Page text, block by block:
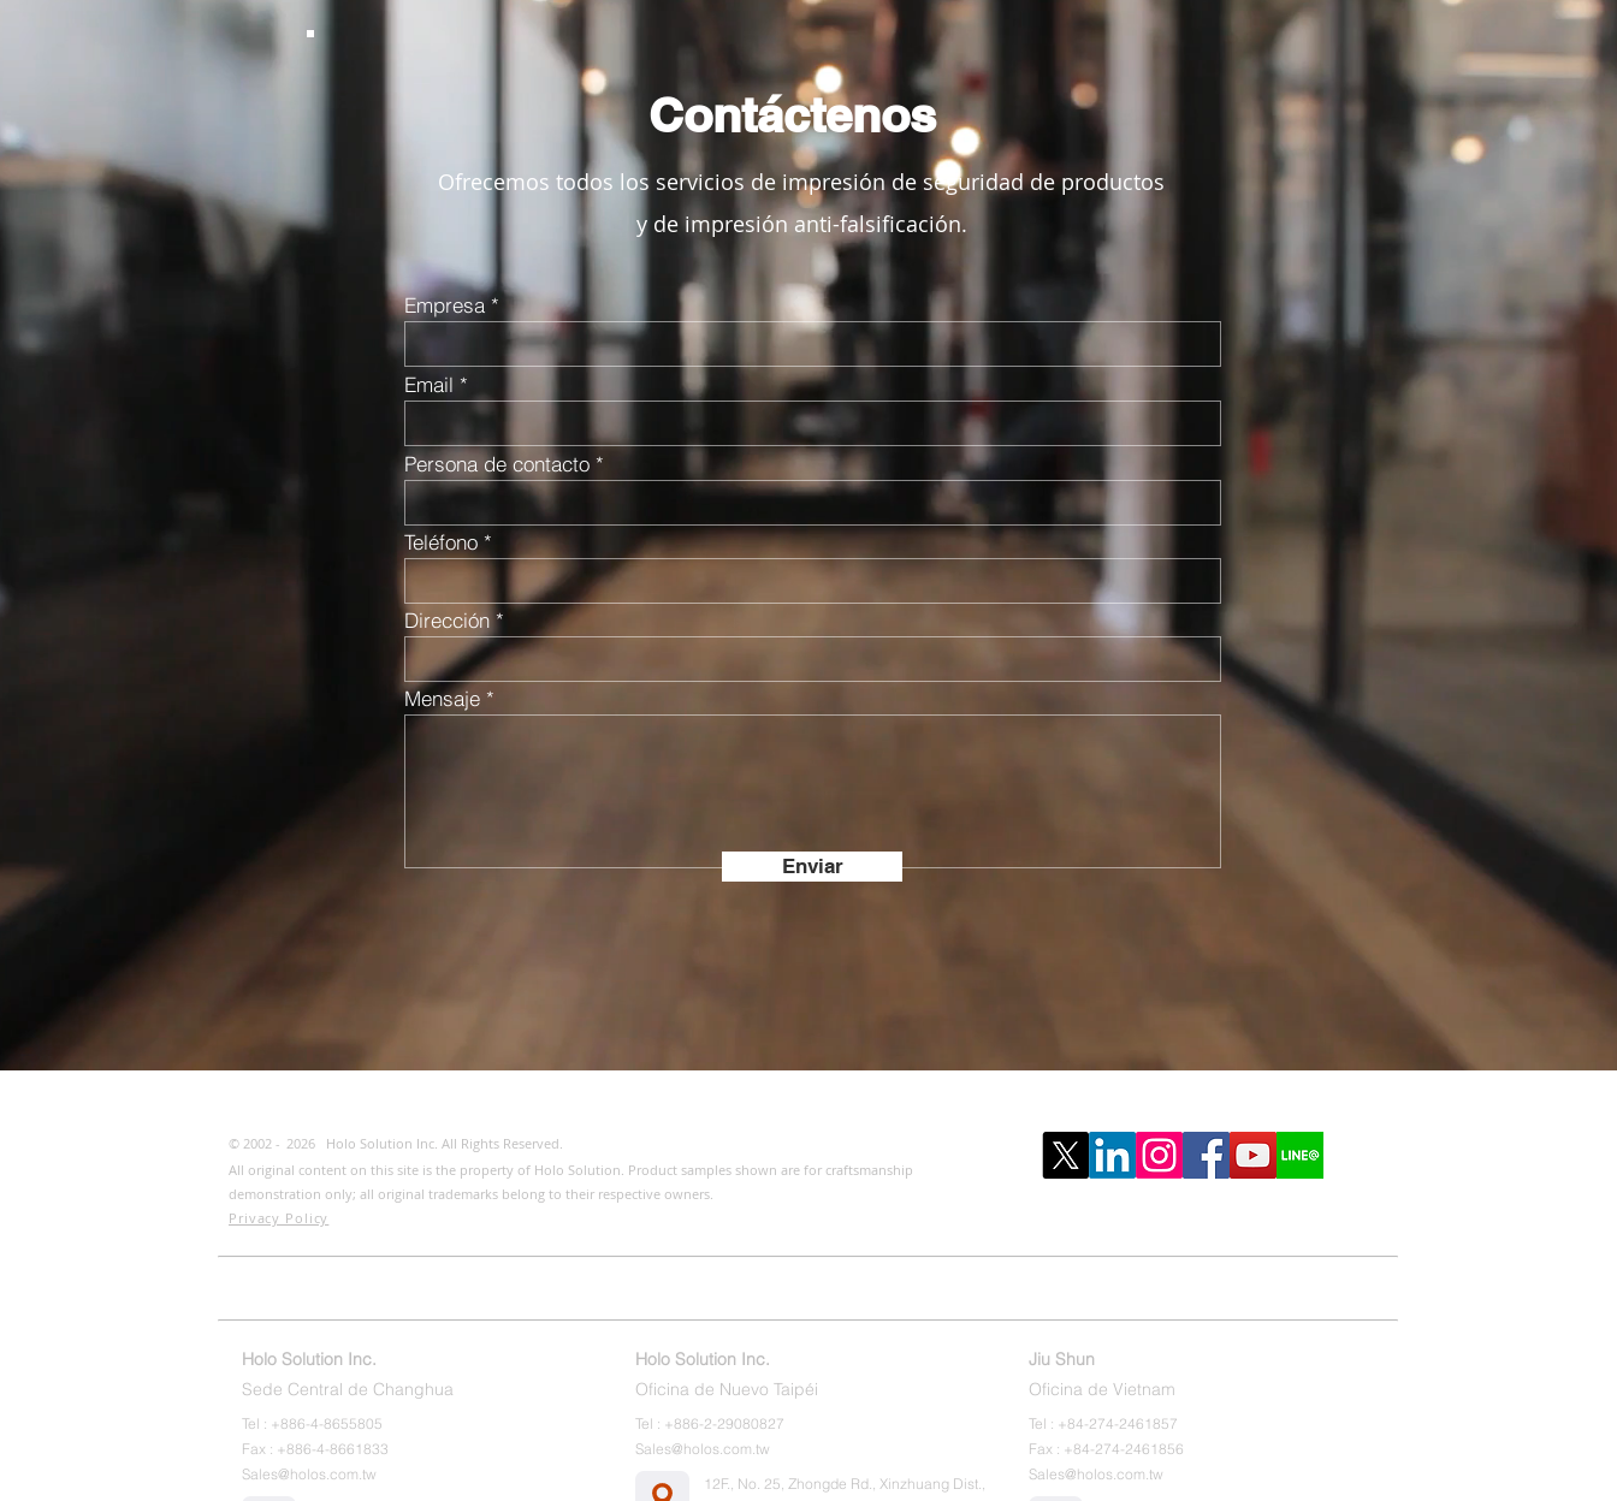
Contáctenos
Ofrecemos todos los servicios de impresión de seguridad de productos
y de impresión anti-falsificación.
Empresa
Email
Persona de contacto
Teléfono
Dirección
Mensaje
Enviar
© 2002 - 2026
Holo Solution Inc. All Rights Reserved.
All original content on this site is the property of Holo Solution. Product samples shown are for craftsmanship
demonstration only; all original trademarks belong to their respective owners.
Privacy Policy
Holo Solution Inc.
Sede Central de Changhua
Tel : +886-4-8655805
Fax : +886-4-8661833
Sales@holos.com.tw
Holo Solution Inc.
Oficina de Nuevo Taipéi
Tel : +886-2-29080827
Sales@holos.com.tw
12F., No. 25, Zhongde Rd., Xinzhuang Dist.,
Jiu Shun
Oficina de Vietnam
Tel : +84-274-2461857
Fax : +84-274-2461856
Sales@holos.com.tw